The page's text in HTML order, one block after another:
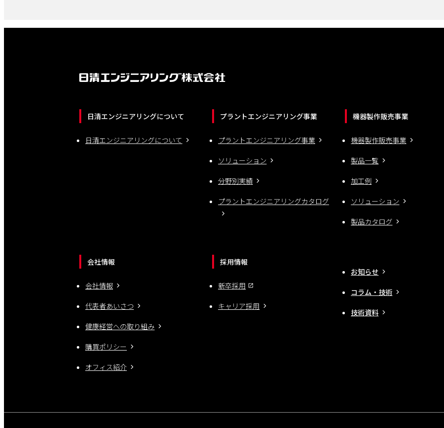
日清エンジニアリングについて
日清エンジニアリングについて
プラントエンジニアリング事業
プラントエンジニアリング事業
ソリューション
分野別実績
プラントエンジニアリングカタログ
機器製作販売事業
機器製作販売事業
製品一覧
加工例
ソリューション
製品カタログ
会社情報
会社情報
代表者あいさつ
健康経営への取り組み
購買ポリシー
オフィス紹介
採用情報
新卒採用
キャリア採用
お知らせ
コラム・技術
技術資料